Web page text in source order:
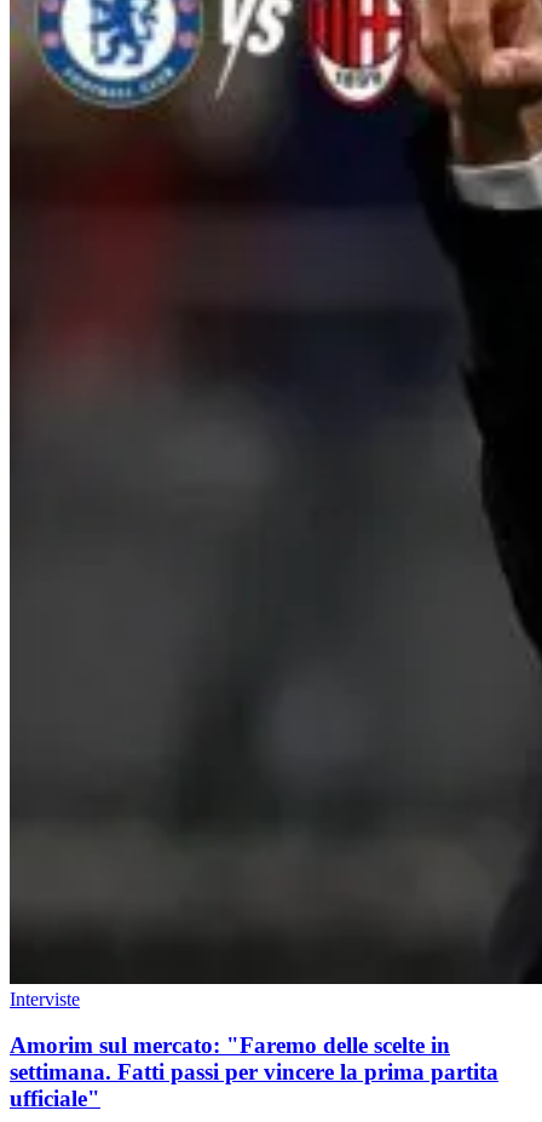
Interviste
Amorim sul mercato: "Faremo delle scelte in
settimana. Fatti passi per vincere la prima partita
ufficiale"